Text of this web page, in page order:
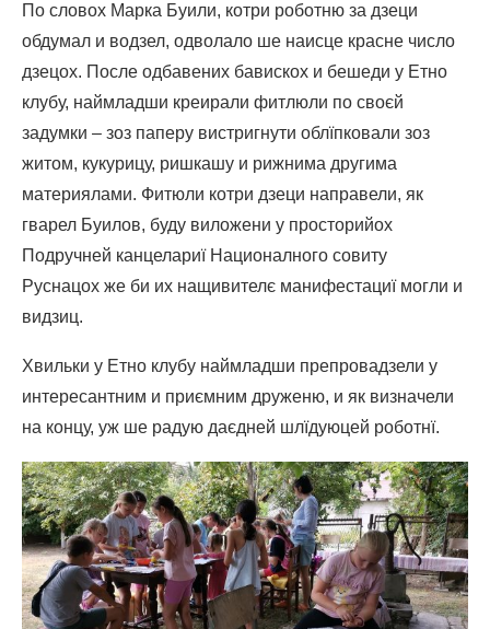
По словох Марка Буили, котри роботню за дзеци
обдумал и водзел, одволало ше наисце красне число
дзецох. После одбавених бавискох и бешеди у Етно
клубу, наймладши креирали фитлюли по своєй
задумки – зоз паперу вистригнути облїпковали зоз
житом, кукурицу, ришкашу и рижнима другима
материялами. Фитюли котри дзеци направели, як
гварел Буилов, буду виложени у просторийох
Подручней канцелариї Националного совиту
Руснацох же би их нащивителє манифестациї могли и
видзиц.
Хвильки у Етно клубу наймладши препровадзели у
интересантним и приємним друженю, и як визначели
на концу, уж ше радую даєдней шлїдуюцей роботнї.